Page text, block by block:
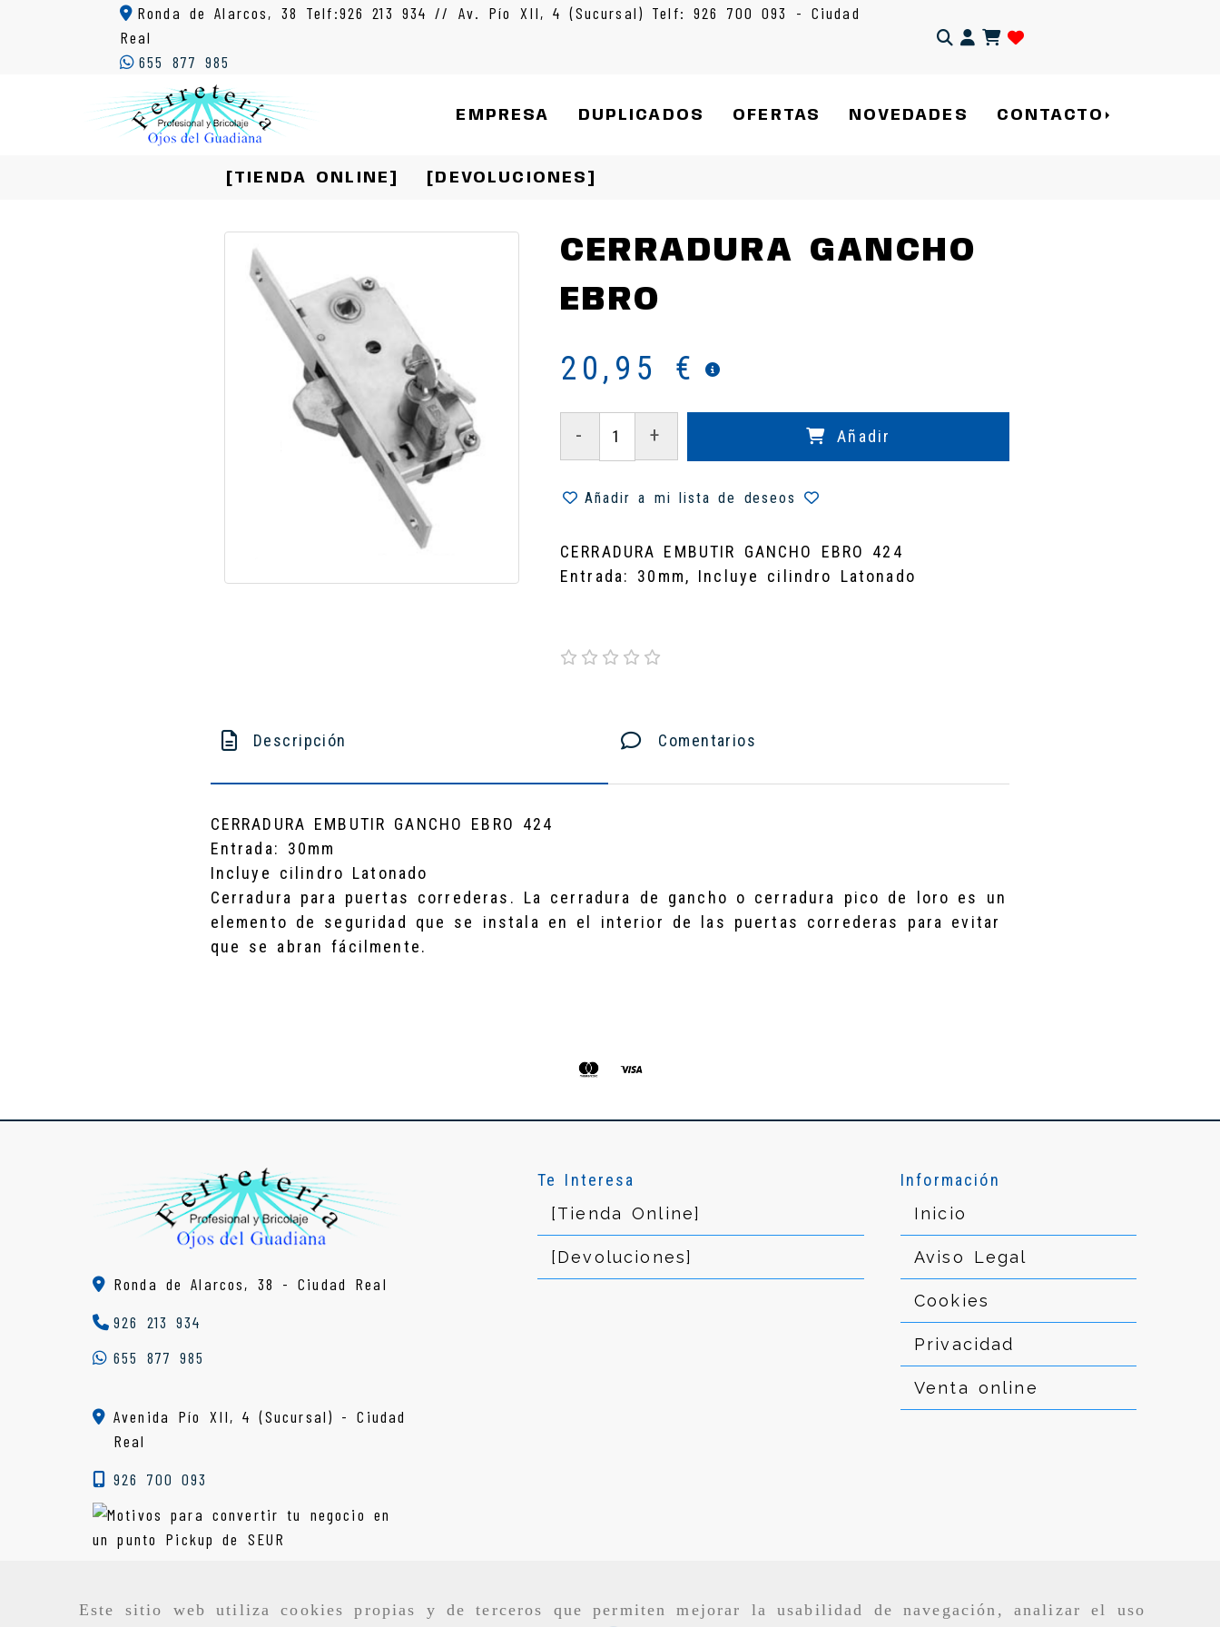
Este sitio web utiliza cookies propias y de terceros que permiten mejorar la usabilidad de navegación, analizar el uso
Ronda de Alarcos, 38 Telf:926 213 934 // Av. Pío XII, 4 (Sucursal) Telf: 926 700 093 - Ciudad
Real
655 877 985
Identifícate
EMPRESA DUPLICADOS OFERTAS NOVEDADES CONTACTO
[TIENDA ONLINE] [DEVOLUCIONES]
CERRADURA GANCHO
EBRO
20,95 €
- + Añadir
Añadir a mi lista de deseos
CERRADURA EMBUTIR GANCHO EBRO 424
Entrada: 30mm, Incluye cilindro Latonado
Descripción Comentarios
CERRADURA EMBUTIR GANCHO EBRO 424
Entrada: 30mm
Incluye cilindro Latonado
Cerradura para puertas correderas. La cerradura de gancho o cerradura pico de loro es un
elemento de seguridad que se instala en el interior de las puertas correderas para evitar
que se abran fácilmente.
Ronda de Alarcos, 38 -Ciudad Real
926 213 934
655 877 985
Avenida Pío XII, 4 (Sucursal) - Ciudad
Real
926 700 093
Te Interesa
[Tienda Online]
[Devoluciones]
Información
Inicio
Aviso Legal
Cookies
Privacidad
Venta online